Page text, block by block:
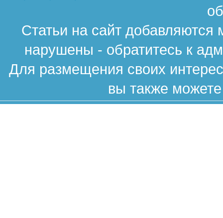
Статьи на сайт
нарушены - обратитесь к
Для размещения своих
вы также